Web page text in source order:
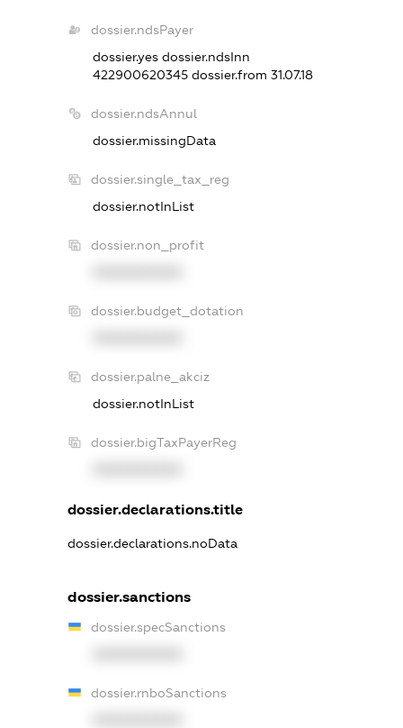
dossier.ndsPayer
dossier.yes dossier.ndsInn
422900620345 dossier.from 31.07.18
dossier.ndsAnnul
dossier.missingData
dossier.single_tax_reg
dossier.notInList
dossier.non_profit
dossier.budget_dotation
dossier.palne_akciz
dossier.notInList
dossier.bigTaxPayerReg
dossier.declarations.title
dossier.declarations.noData
dossier.sanctions
dossier.specSanctions
dossier.rnboSanctions